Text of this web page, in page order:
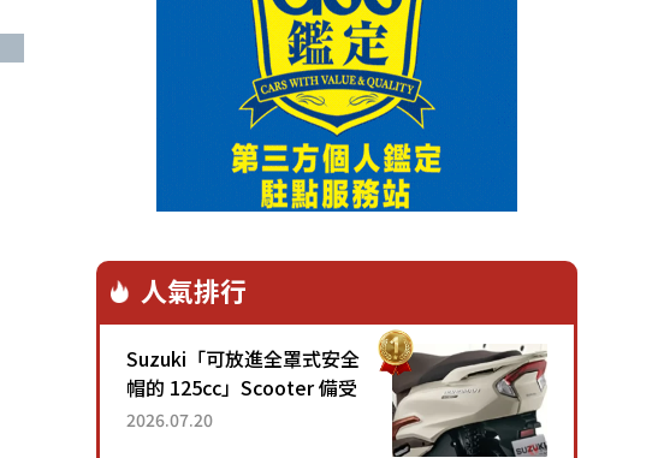
人氣排行
Suzuki「可放進全罩式安全
帽的 125cc」Scooter 備受
矚目！採用全新流線設計與
2026.07.20